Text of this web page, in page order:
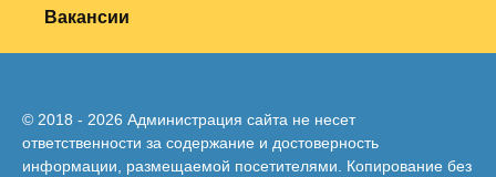
Вакансии
© 2018 - 2026 Администрация сайта не несет
ответственности за содержание и достоверность
информации, размещаемой посетителями. Копирование без